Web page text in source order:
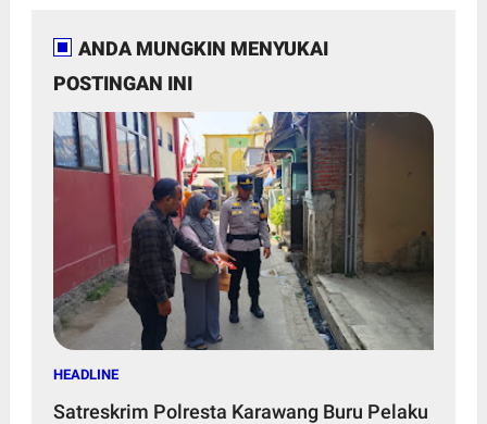
ANDA MUNGKIN MENYUKAI
POSTINGAN INI
HEADLINE
Satreskrim Polresta Karawang Buru Pelaku